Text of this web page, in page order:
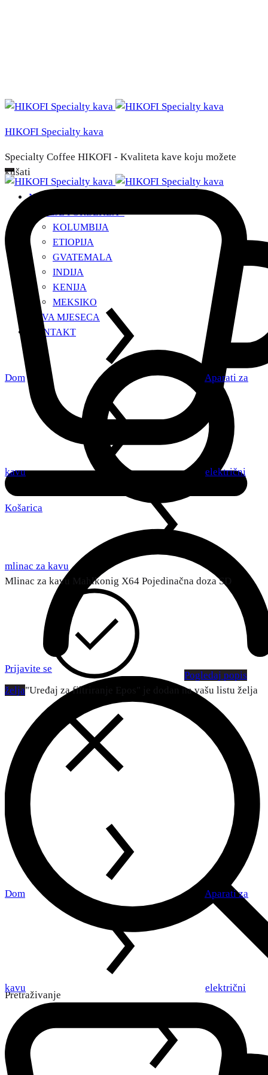
HIKOFI Specialty kava
Specialty Coffee HIKOFI - Kvaliteta kave koju možete
kušati
NAŠE KAVE
ZEMLJE PORIJEKLA+
KOLUMBIJA
ETIOPIJA
GVATEMALA
INDIJA
KENIJA
MEKSIKO
KAVA MJESECA
KONTAKT
Prijavite se
Pretraživanje
Košarica
Dom Aparati za
kavu električni
mlinac za kavu
Mlinac za kavu Mahlkonig X64 Pojedinačna doza SD
Pogledaj popis
želja"Uređaj za filtriranje Epos" je dodan na vašu listu želja
Dom Aparati za
kavu električni